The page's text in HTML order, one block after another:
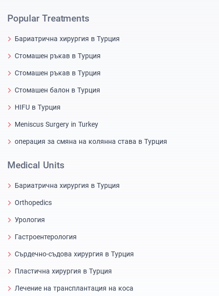
Popular Treatments
Бариатрична хирургия в Турция
Стомашен ръкав в Турция
Стомашен ръкав в Турция
Стомашен балон в Турция
HIFU в Турция
Meniscus Surgery in Turkey
операция за смяна на колянна става в Турция
Medical Units
Бариатрична хирургия в Турция
Orthopedics
Урология
Гастроентерология
Сърдечно-съдова хирургия в Турция
Пластична хирургия в Турция
Лечение на трансплантация на коса